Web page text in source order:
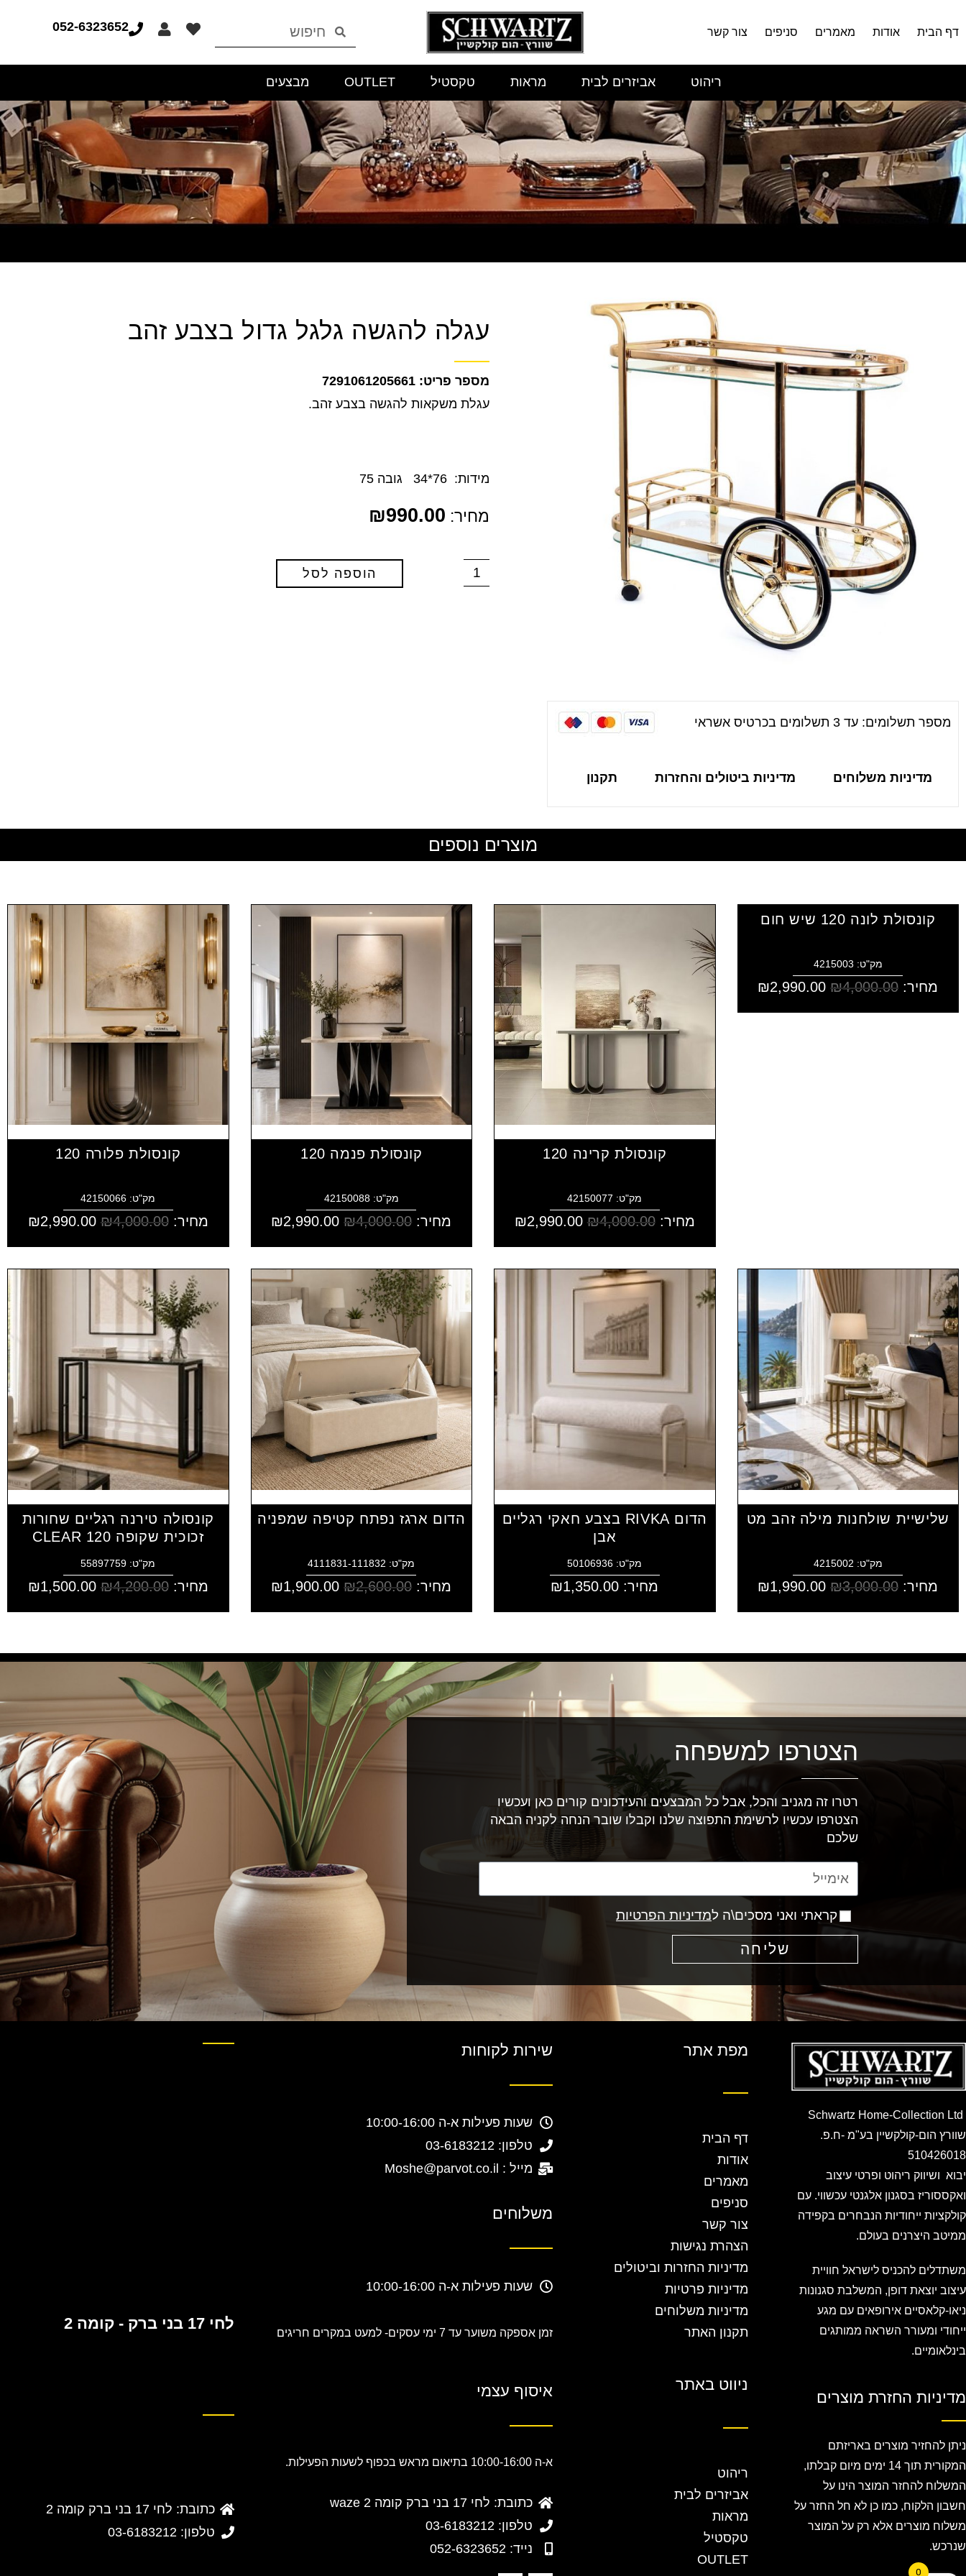
דף הבית אודות מאמרים סניפים צור קשר 052-6323652
ריהוט אביזרים לבית מראות טקסטיל OUTLET מבצעים
עגלה להגשה גלגל גדול בצבע זהב
7291061205661
עגלת משקאות להגשה בצבע זהב.
מידות: 76*34 גובה 75
מחיר: ₪990.00
הוספה לסל
מספר תשלומים: עד 3 תשלומים בכרטיס אשראי
מדיניות משלוחים מדיניות ביטולים והחזרות תקנון
מוצרים נוספים
קונסולת לונה 120 שיש חום
מק"ט: 4215003
מחיר: ₪4,000.00
₪2,990.00
קונסולת קרינה 120
מק"ט: 42150077
מחיר: ₪4,000.00
₪2,990.00
קונסולת פנמה 120
מק"ט: 42150088
מחיר: ₪4,000.00
₪2,990.00
קונסולת פלורה 120
מק"ט: 42150066
מחיר: ₪4,000.00
₪2,990.00
שלישיית שולחנות מילה זהב מט
מק"ט: 4215002
מחיר: ₪3,000.00
₪1,990.00
הדום RIVKA בצבע חאקי רגליים
אבן
מק"ט: 50106936
מחיר: ₪1,350.00
הדום ארגז נפתח קטיפה שמפניה
מק"ט: 4111831-111832
מחיר: ₪2,600.00
₪1,900.00
קונסולה טירנה רגליים שחורות
זכוכית שקופה CLEAR 120
מק"ט: 55897759
מחיר: ₪4,200.00
₪1,500.00
הצטרפו למשפחה
רטרו זה מגניב והכל, אבל כל המבצעים והעידכונים קורים כאן ועכשיו
הצטרפו עכשיו לרשימת התפוצה שלנו וקבלו שובר הנחה לקניה הבאה
שלכם
קראתי ואני מסכים\ה למדיניות הפרטיות
שליחה
שוורץ הום-קולקשיין בע"מ -ח.פ.
510426018
יבוא ושיווק ריהוט ופרטי עיצוב
ואקססוריז בסגנון אלגנטי עכשווי. עם
קולקציות ייחודיות הנבחרים בקפידה
ממיטב היצרנים בעולם.
משתדלים להכניס לישראל חוויית
עיצוב יוצאת דופן, המשלבת סגנונות
ניאו-קלאסיים אירופאים עם מגע
ייחודי ומעורר השראה ממותגים
בינלאומיים.
מדיניות החזרת מוצרים
ניתן להחזיר מוצרים באריזתם
המקורית תוך 14 ימים מיום קבלתו,
המשלוח להחזר המוצר הינו על
חשבון הלקוח, כמו כן לא חל החזר על
משלוח מוצרים אלא רק על המוצר
שנרכש.
מפת אתר
דף הבית
אודות
מאמרים
סניפים
צור קשר
הצהרת נגישות
מדיניות החזרות וביטולים
מדיניות פרטיות
מדיניות משלוחים
תקנון האתר
ניווט באתר
ריהוט
אביזרים לבית
מראות
טקסטיל
OUTLET
שירות לקוחות
שעות פעילות א-ה 10:00-16:00
טלפון: 03-6183212
מייל : Moshe@parvot.co.il
משלוחים
שעות פעילות א-ה 10:00-16:00
זמן אספקה משוער עד 7 ימי עסקים- למעט במקרים חריגים
איסוף עצמי
א-ה 10:00-16:00 בתיאום מראש בכפוף לשעות הפעילות.
כתובת: לחי 17 בני ברק קומה 2 waze
טלפון: 03-6183212
נייד: 052-6323652
לחי 17 בני ברק - קומה 2
כתובת: לחי 17 בני ברק קומה 2
טלפון: 03-6183212
0